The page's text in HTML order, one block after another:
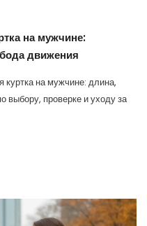
на мужчине:
движения
куртка на мужчине: длина,
выбору, проверке и уходу за